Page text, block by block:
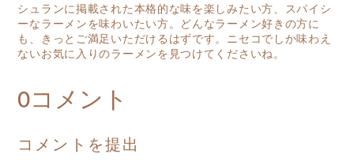
シュランに掲載された本格的な味を楽しみたい方、スパイシ
ーなラーメンを味わいたい方。どんなラーメン好きの方に
も、きっとご満足いただけるはずです。ニセコでしか味わえ
ないお気に入りのラーメンを見つけてくださいね。
0コメント
コメントを提出